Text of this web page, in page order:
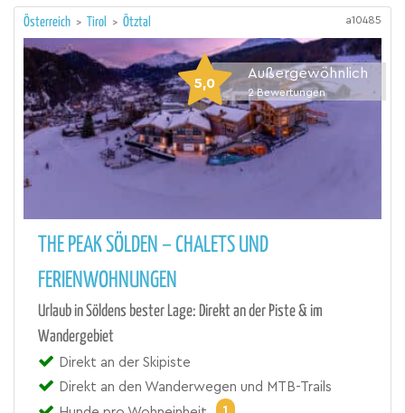
Österreich > Tirol > Ötztal a10485
5,0
Außergewöhnlich
2 Bewertungen
THE PEAK SÖLDEN – CHALETS UND
FERIENWOHNUNGEN
Urlaub in Söldens bester Lage: Direkt an der Piste & im
Wandergebiet
Direkt an der Skipiste
Direkt an den Wanderwegen und MTB-Trails
1